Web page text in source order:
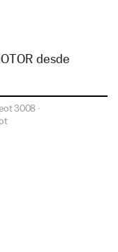
desde
3008 ·